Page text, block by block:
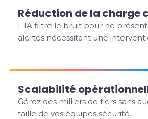
Réduction de la charge
L'IA filtre le bruit pour ne
alertes nécessitant une
Scalabilité
Gérez des milliers de tiers sans
taille de vos équipes sécurité.